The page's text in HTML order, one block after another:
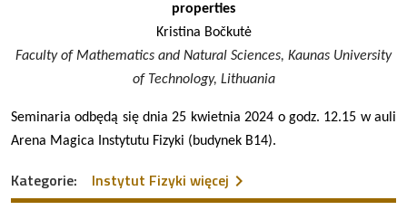
properties
Kristina Bočkutė
Faculty of Mathematics and Natural Sciences, Kaunas University
of Technology, Lithuania
Seminaria odbędą się dnia 25 kwietnia 2024 o godz. 12.15 w auli
Arena Magica Instytutu Fizyki (budynek B14).
Kategorie: Instytut Fizyki więcej na temat Hot Topics in